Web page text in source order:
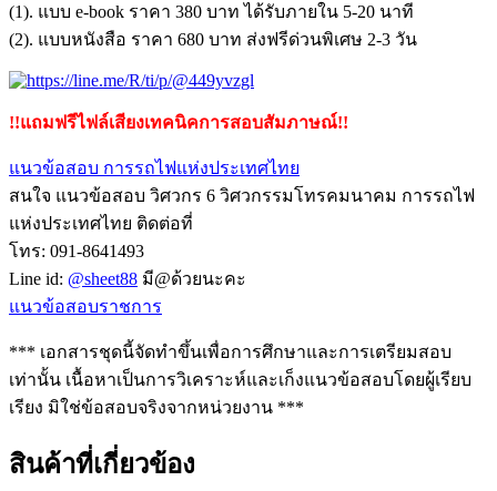
(1). แบบ e-book ราคา 380 บาท ได้รับภายใน 5-20 นาที
(2). แบบหนังสือ ราคา 680 บาท ส่งฟรีด่วนพิเศษ 2-3 วัน
!!แถมฟรีไฟล์เสียงเทคนิคการสอบสัมภาษณ์!!
แนวข้อสอบ การรถไฟแห่งประเทศไทย
สนใจ แนวข้อสอบ วิศวกร 6 วิศวกรรมโทรคมนาคม การรถไฟ
แห่งประเทศไทย ติดต่อที่
โทร: 091-8641493
Line id: @sheet88 มี@ด้วยนะคะ
แนวข้อสอบราชการ
*** เอกสารชุดนี้จัดทำขึ้นเพื่อการศึกษาและการเตรียมสอบ
เท่านั้น เนื้อหาเป็นการวิเคราะห์และเก็งแนวข้อสอบโดยผู้เรียบ
เรียง มิใช่ข้อสอบจริงจากหน่วยงาน ***
สินค้าที่เกี่ยวข้อง